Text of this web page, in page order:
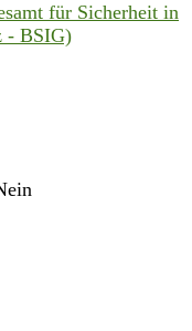
für Sicherheit in
- BSIG)